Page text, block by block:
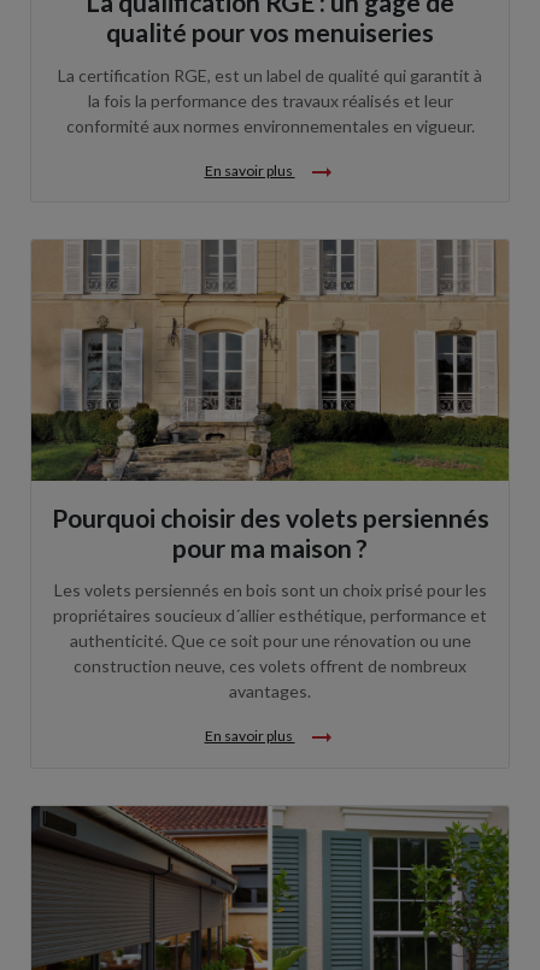
qualité pour vos menuiseries
La certification RGE, est un label de qualité qui garantit à
la fois la performance des travaux réalisés et leur
conformité aux normes environnementales en vigueur.
En savoir plus arrow_right_alt
Pourquoi choisir des volets persiennés
pour ma maison ?
Les volets persiennés en bois sont un choix prisé pour les
propriétaires soucieux d´allier esthétique, performance et
authenticité. Que ce soit pour une rénovation ou une
construction neuve, ces volets offrent de nombreux
avantages.
En savoir plus arrow_right_alt